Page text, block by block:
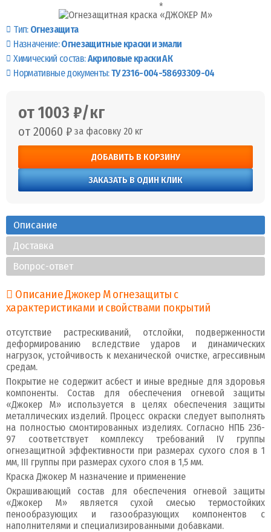
Тип: Огнезащита
Назначение:Огнезащитные краски и эмали
Химический состав:Акриловые краски АК
Нормативные документы:ТУ 2316-004-58693309-04
от 1003 ₽/кг
от 20060 ₽ за фасовку 20 кг
ДОБАВИТЬ В КОРЗИНУ
ЗАКАЗАТЬ В ОДИН КЛИК
Описание
Доставка
Вопрос-ответ
Описание Джокер М огнезащиты с
характеристиками и свойствами покрытий
отсутствие растрескиваний, отслойки, подверженности
деформированию вследствие ударов и динамических
нагрузок, устойчивость к механической очистке, агрессивным
средам.
Покрытие не содержит асбест и иные вредные для здоровья
компоненты. Состав для обеспечения огневой защиты
«Джокер М» используется в целях обеспечения защиты
металлических изделий. Процесс окраски следует выполнять
на полностью смонтированных изделиях. Согласно НПБ 236-
97 соответствует комплексу требований IV группы
огнезащитной эффективности при размерах сухого слоя в 1
мм, III группы при размерах сухого слоя в 1,5 мм.
Краска Джокер М назначение и применение
Окрашивающий состав для обеспечения огневой защиты
«Джокер М» является сухой смесью термостойких
пенообразующих и газообразующих компонентов с
наполнителями и специализированными добавками.